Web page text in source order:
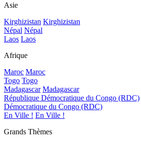
Asie
Kirghizistan Kirghizistan
Népal Népal
Laos Laos
Afrique
Maroc Maroc
Togo Togo
Madagascar Madagascar
République Démocratique du Congo (RDC)
Démocratique du Congo (RDC)
En Ville ! En Ville !
Grands Thèmes